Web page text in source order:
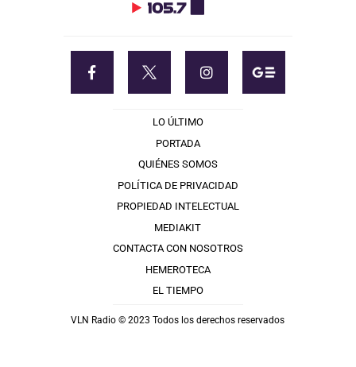
LO ÚLTIMO
PORTADA
QUIÉNES SOMOS
POLÍTICA DE PRIVACIDAD
PROPIEDAD INTELECTUAL
MEDIAKIT
CONTACTA CON NOSOTROS
HEMEROTECA
EL TIEMPO
VLN Radio © 2023 Todos los derechos reservados